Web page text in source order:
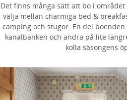
Det finns många sätt att bo i
välja mellan charmiga bed &
camping och stugor. En del
kanalbanken och andra på lite
kolla säsongens